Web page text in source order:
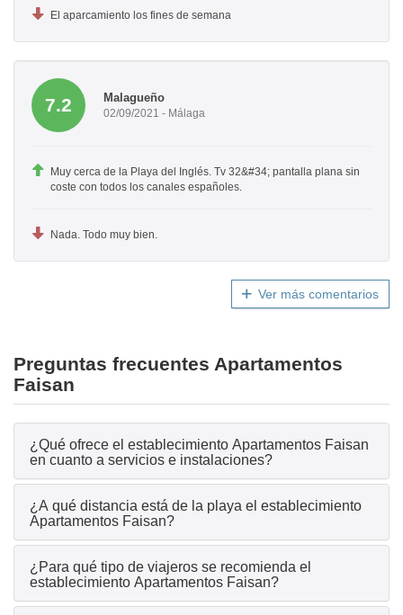
El aparcamiento los fines de semana
7.2 Malagueño
02/09/2021 - Málaga
Muy cerca de la Playa del Inglés. Tv 32&#34; pantalla plana sin
coste con todos los canales españoles.
Nada. Todo muy bien.
Ver más comentarios
Preguntas frecuentes Apartamentos
Faisan
¿Qué ofrece el establecimiento Apartamentos Faisan
en cuanto a servicios e instalaciones?
¿A qué distancia está de la playa el establecimiento
Apartamentos Faisan?
¿Para qué tipo de viajeros se recomienda el
establecimiento Apartamentos Faisan?